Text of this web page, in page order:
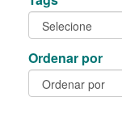
Ordenar por